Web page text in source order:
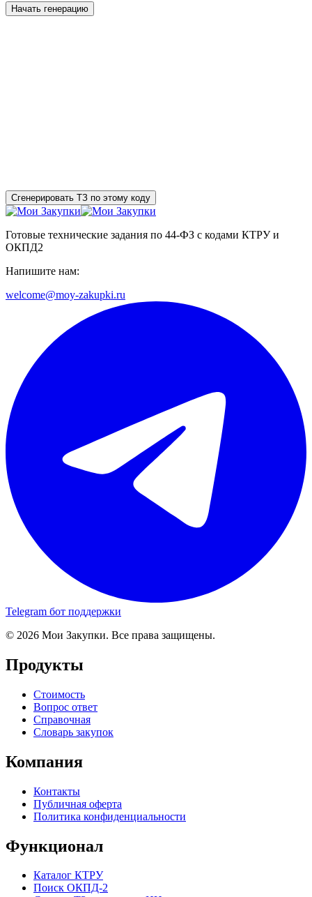
Начать генерацию
Сгенерировать ТЗ по этому коду
Готовые технические задания по 44-ФЗ с кодами КТРУ и
ОКПД2
Напишите нам:
welcome@moy-zakupki.ru
Telegram бот поддержки
© 2026 Мои Закупки. Все права защищены.
Продукты
Стоимость
Вопрос ответ
Справочная
Словарь закупок
Компания
Контакты
Публичная оферта
Политика конфиденциальности
Функционал
Каталог КТРУ
Поиск ОКПД-2